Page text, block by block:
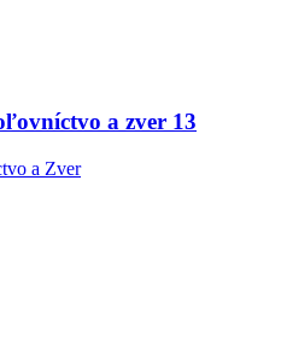
a zver 13
a Zver